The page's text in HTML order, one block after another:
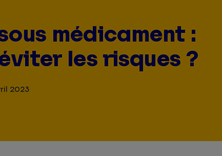
médicament :
les risques ?
2023